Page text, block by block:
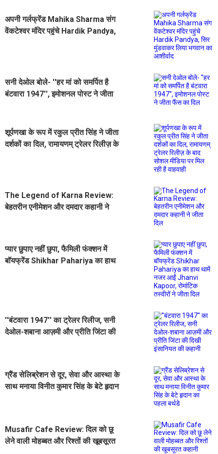
अपनी गर्लफ्रेंड Mahika Sharma संग
वेंकटेश्वर मंदिर पहुंचे Hardik Pandya,
सनी देओल बोले- ''हर मां को समर्पित है
बंटवारा 1947'', इमोशनल पोस्ट ने जीता
शूर्पणखा के रूप में रकुल प्रीत सिंह ने जीता
दर्शकों का दिल, रामायणम् ट्रेलर रिलीज़ के
The Legend of Karna Review:
बेहतरीन एनीमेशन और दमदार कहानी ने
प्यार छुपाए नहीं छुपा, फैमिली फंक्शन में
बॉयफ्रेंड Shikhar Pahariya का हाथ
''बंटवारा 1947'' का ट्रेलर रिलीज, सनी
देओल-शबाना आज़मी और प्रीति जिंटा की
ग्रैंड सेलिब्रेशन से दूर, सेवा और आस्था के
साथ मनाया विनीत कुमार सिंह के बेटे हृदान
Musafir Cafe Review: दिल को छू
लेने वाली मोहब्बत और रिश्तों की खूबसूरत